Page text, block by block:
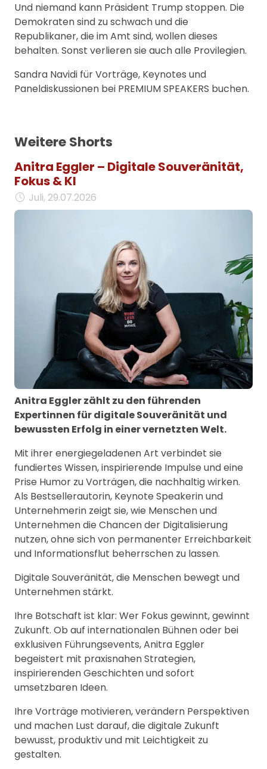
Und niemand kann Präsident Trump stoppen. Die
Demokraten sind zu schwach und die
Republikaner, die im Amt sind, wollen dieses
behalten. Sonst verlieren sie auch alle Provilegien.
Sandra Navidi für Vorträge, Keynotes und
Paneldiskussionen bei PREMIUM SPEAKERS buchen.
Weitere Shorts
Anitra Eggler – Digitale Souveränität,
Fokus & KI
Juli, 29.07.2026
Anitra Eggler zählt zu den führenden
Expertinnen für digitale Souveränität und
bewussten Erfolg in einer vernetzten Welt.
Mit ihrer energiegeladenen Art verbindet sie
fundiertes Wissen, inspirierende Impulse und eine
Prise Humor zu Vorträgen, die nachhaltig wirken.
Als Bestsellerautorin, Keynote Speakerin und
Unternehmerin zeigt sie, wie Menschen und
Unternehmen die Chancen der Digitalisierung
nutzen, ohne sich von permanenter Erreichbarkeit
und Informationsflut beherrschen zu lassen.
Digitale Souveränität, die Menschen bewegt und
Unternehmen stärkt.
Ihre Botschaft ist klar: Wer Fokus gewinnt, gewinnt
Zukunft. Ob auf internationalen Bühnen oder bei
exklusiven Führungsevents, Anitra Eggler
begeistert mit praxisnahen Strategien,
inspirierenden Geschichten und sofort
umsetzbaren Ideen.
Ihre Vorträge motivieren, verändern Perspektiven
und machen Lust darauf, die digitale Zukunft
bewusst, produktiv und mit Leichtigkeit zu
gestalten.